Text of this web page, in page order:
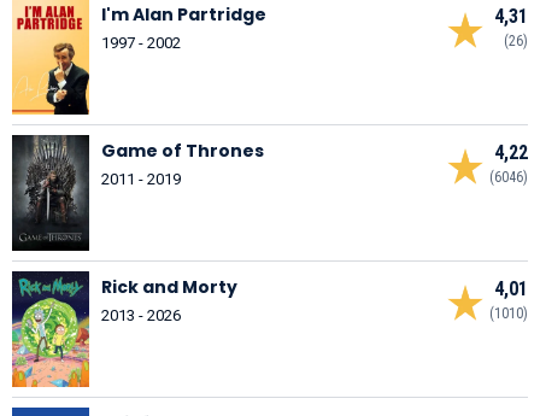
4,31
(26)
I'm Alan Partridge
1997 - 2002
4,22
(6046)
Game of Thrones
2011 - 2019
4,01
(1010)
Rick and Morty
2013 - 2026